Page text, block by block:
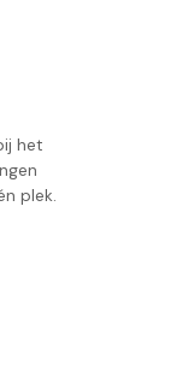
het
plek.